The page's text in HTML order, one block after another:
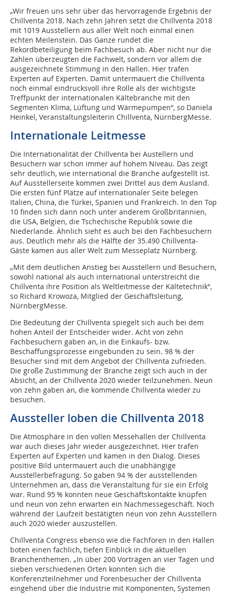
„Wir freuen uns sehr über das hervorragende Ergebnis der
Chillventa 2018. Nach zehn Jahren setzt die Chillventa 2018
mit 1019 Ausstellern aus aller Welt noch einmal einen
echten Meilenstein. Das Ganze rundet die
Rekordbeteiligung beim Fachbesuch ab. Aber nicht nur die
Zahlen überzeugten die Fachwelt, sondern vor allem die
ausgezeichnete Stimmung in den Hallen. Hier trafen
Experten auf Experten. Damit untermauert die Chillventa
noch einmal eindrucksvoll ihre Rolle als der wichtigste
Treffpunkt der internationalen Kältebranche mit den
Segmenten Klima, Lüftung und Wärmepumpen“, so Daniela
Heinkel, Veranstaltungsleiterin Chillventa, NürnbergMesse.
Internationale Leitmesse
Die Internationalität der Chillventa bei Austellern und
Besuchern war schon immer auf hohem Niveau. Das zeigt
sehr deutlich, wie international die Branche aufgestellt ist.
Auf Ausstellerseite kommen zwei Drittel aus dem Ausland.
Die ersten fünf Plätze auf internationaler Seite belegen
Italien, China, die Türkei, Spanien und Frankreich. In den Top
10 finden sich dann noch unter anderem Großbritannien,
die USA, Belgien, die Tschechische Republik sowie die
Niederlande. Ähnlich sieht es auch bei den Fachbesuchern
aus. Deutlich mehr als die Hälfte der 35.490 Chillventa-
Gäste kamen aus aller Welt zum Messeplatz Nürnberg.
„Mit dem deutlichen Anstieg bei Ausstellern und Besuchern,
sowohl national als auch international unterstreicht die
Chillventa ihre Position als Weltleitmesse der Kältetechnik“,
so Richard Krowoza, Mitglied der Geschäftsleitung,
NürnbergMesse.
Die Bedeutung der Chillventa spiegelt sich auch bei dem
hohen Anteil der Entscheider wider. Acht von zehn
Fachbesuchern gaben an, in die Einkaufs- bzw.
Beschaffungsprozesse eingebunden zu sein. 98 % der
Besucher sind mit dem Angebot der Chillventa zufrieden.
Die große Zustimmung der Branche zeigt sich auch in der
Absicht, an der Chillventa 2020 wieder teilzunehmen. Neun
von zehn gaben an, die kommende Chillventa wieder zu
besuchen.
Aussteller loben die Chillventa 2018
Die Atmosphäre in den vollen Messehallen der Chillventa
war auch dieses Jahr wieder ausgezeichnet. Hier trafen
Experten auf Experten und kamen in den Dialog. Dieses
positive Bild untermauert auch die unabhängige
Ausstellerbefragung. So gaben 94 % der ausstellenden
Unternehmen an, dass die Veranstaltung für sie ein Erfolg
war. Rund 95 % konnten neue Geschäftskontakte knüpfen
und neun von zehn erwarten ein Nachmessegeschäft. Noch
während der Laufzeit bestätigten neun von zehn Ausstellern
auch 2020 wieder auszustellen.
Chillventa Congress ebenso wie die Fachforen in den Hallen
boten einen fachlich, tiefen Einblick in die aktuellen
Branchenthemen. „In über 200 Vorträgen an vier Tagen und
sieben verschiedenen Orten konnten sich die
Konferenzteilnehmer und Forenbesucher der Chillventa
eingehend über die Industrie mit Komponenten, Systemen